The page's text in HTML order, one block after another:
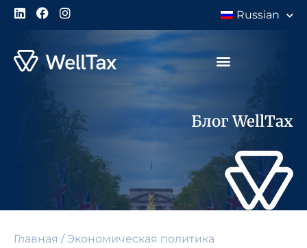
Russian
Блог WellTax
Главная / Экономическая политика